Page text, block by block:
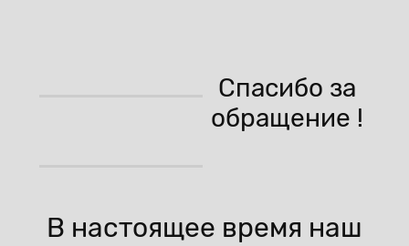
Спасибо за
обращение !
В настоящее время наш